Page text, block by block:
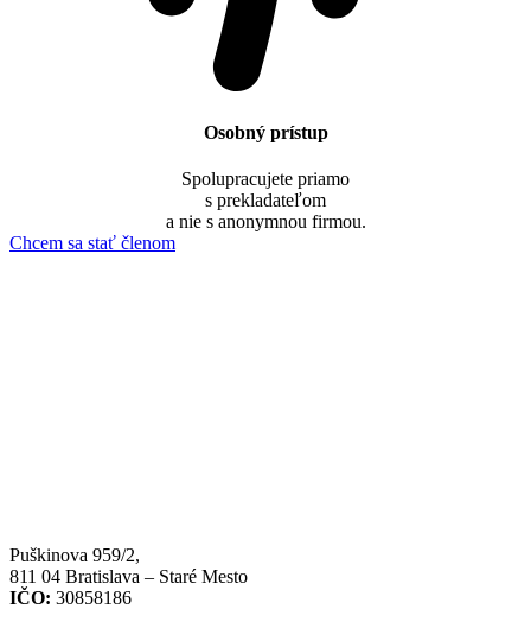
Osobný prístup
Spolupracujete priamo
s prekladateľom
a nie s anonymnou firmou.
Chcem sa stať členom
Puškinova 959/2,
811 04 Bratislava – Staré Mesto
IČO: 30858186